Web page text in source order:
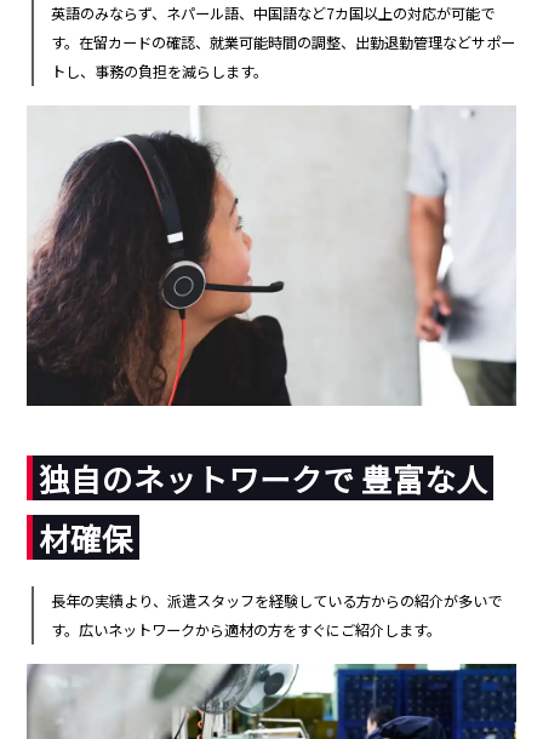
英語のみならず、ネパール語、中国語など7カ国以上の対応が可能で
す。在留カードの確認、就業可能時間の調整、出勤退勤管理などサポー
トし、事務の負担を減らします。
独自のネットワークで 豊富な人
材確保
長年の実績より、派遣スタッフを経験している方からの紹介が多いで
す。広いネットワークから適材の方をすぐにご紹介します。